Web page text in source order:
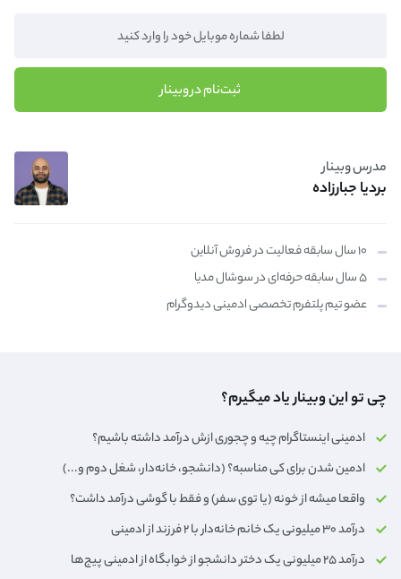
ثبت‌نام در وبینار
مدرس وبینار
بردیا جبارزاده
۱۰ سال سابقه فعالیت در فروش آنلاین
۵ سال سابقه حرفه‌ای در سوشال مدیا
عضو تیم پلتفرم تخصصی ادمینی دیدوگرام
چی تو این وبینار یاد میگیرم؟
ادمینی اینستاگرام چیه و چجوری ازش درآمد داشته باشیم؟
ادمین شدن برای کی مناسبه؟ (دانشجو، خانه‌دار،‌ شغل دوم و...)
واقعا میشه از خونه (یا توی سفر) و فقط با گوشی درآمد داشت؟
درآمد ۳۰ میلیونی یک خانم خانه‌دار با ۲ فرزند از ادمینی
درآمد ۲۵ میلیونی یک دختر دانشجو از خوابگاه از ادمینی پیج‌ها